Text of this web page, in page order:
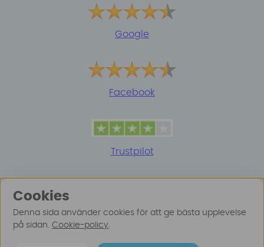
Google
Facebook
Trustpilot
Cookies
Denna sida använder cookies för att ge bästa upplevelse
på sidan. Cookie-policy.